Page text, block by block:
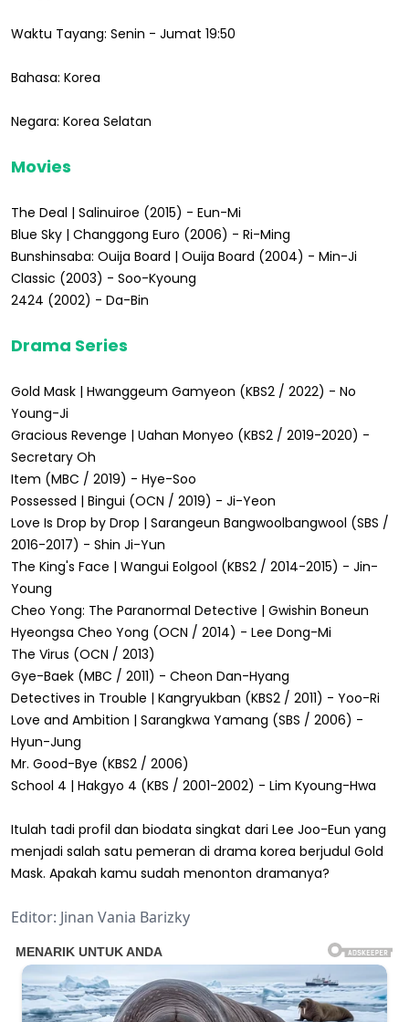
Waktu Tayang: Senin - Jumat 19:50
Bahasa: Korea
Negara: Korea Selatan
Movies
The Deal | Salinuiroe (2015) - Eun-Mi
Blue Sky | Changgong Euro (2006) - Ri-Ming
Bunshinsaba: Ouija Board | Ouija Board (2004) - Min-Ji
Classic (2003) - Soo-Kyoung
2424 (2002) - Da-Bin
Drama Series
Gold Mask | Hwanggeum Gamyeon (KBS2 / 2022) - No
Young-Ji
Gracious Revenge | Uahan Monyeo (KBS2 / 2019-2020) -
Secretary Oh
Item (MBC / 2019) - Hye-Soo
Possessed | Bingui (OCN / 2019) - Ji-Yeon
Love Is Drop by Drop | Sarangeun Bangwoolbangwool (SBS /
2016-2017) - Shin Ji-Yun
The King's Face | Wangui Eolgool (KBS2 / 2014-2015) - Jin-
Young
Cheo Yong: The Paranormal Detective | Gwishin Boneun
Hyeongsa Cheo Yong (OCN / 2014) - Lee Dong-Mi
The Virus (OCN / 2013)
Gye-Baek (MBC / 2011) - Cheon Dan-Hyang
Detectives in Trouble | Kangryukban (KBS2 / 2011) - Yoo-Ri
Love and Ambition | Sarangkwa Yamang (SBS / 2006) -
Hyun-Jung
Mr. Good-Bye (KBS2 / 2006)
School 4 | Hakgyo 4 (KBS / 2001-2002) - Lim Kyoung-Hwa
Itulah tadi profil dan biodata singkat dari Lee Joo-Eun yang
menjadi salah satu pemeran di drama korea berjudul Gold
Mask. Apakah kamu sudah menonton dramanya?
Editor: Jinan Vania Barizky